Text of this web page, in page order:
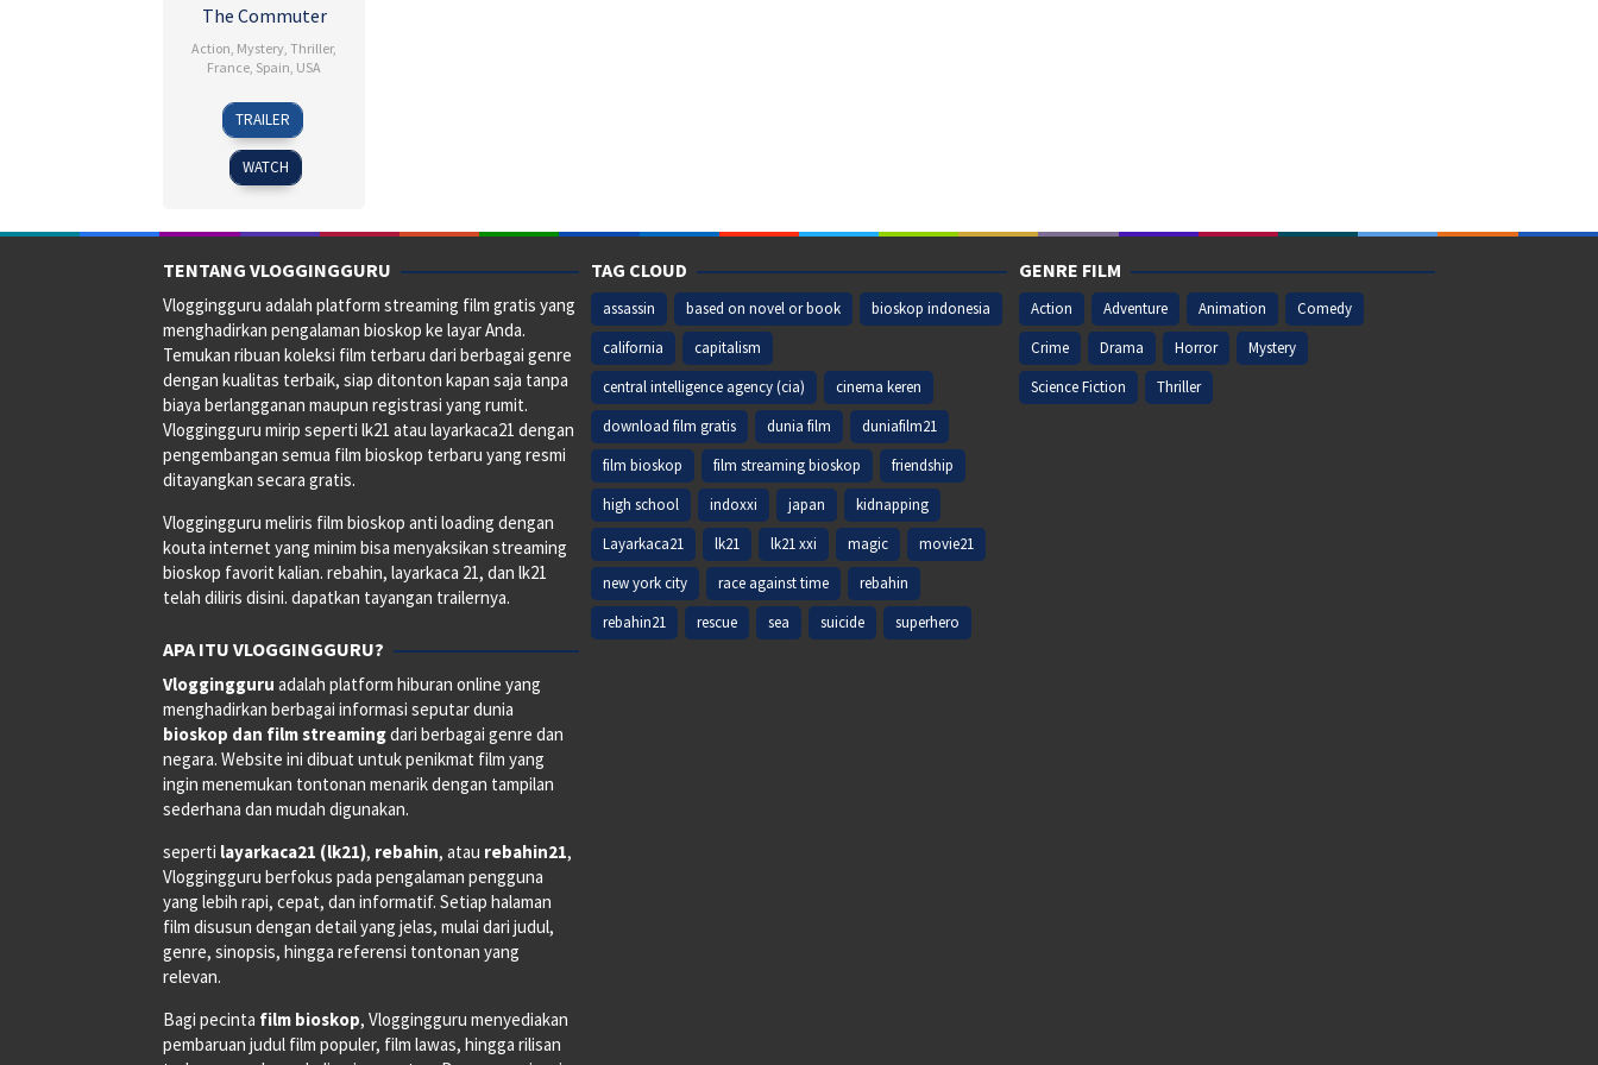
The Commuter
Action, Mystery, Thriller,
France, Spain, USA
11
Jan
2018
Gayle
Dickie
TRAILER
WATCH
TENTANG VLOGGINGGURU
Vloggingguru adalah platform streaming film gratis yang
menghadirkan pengalaman bioskop ke layar Anda.
Temukan ribuan koleksi film terbaru dari berbagai genre
dengan kualitas terbaik, siap ditonton kapan saja tanpa
biaya berlangganan maupun registrasi yang rumit.
Vloggingguru mirip seperti lk21 atau layarkaca21 dengan
pengembangan semua film bioskop terbaru yang resmi
ditayangkan secara gratis.
Vloggingguru meliris film bioskop anti loading dengan
kouta internet yang minim bisa menyaksikan streaming
bioskop favorit kalian. rebahin, layarkaca 21, dan lk21
telah diliris disini. dapatkan tayangan trailernya.
APA ITU VLOGGINGGURU?
Vloggingguru adalah platform hiburan online yang
menghadirkan berbagai informasi seputar dunia
bioskop dan film streamingdari berbagai genre dan
negara. Website ini dibuat untuk penikmat film yang
ingin menemukan tontonan menarik dengan tampilan
sederhana dan mudah digunakan.
seperti layarkaca21 (lk21), rebahin, atau rebahin21,
Vloggingguru berfokus pada pengalaman pengguna
yang lebih rapi, cepat, dan informatif. Setiap halaman
film disusun dengan detail yang jelas, mulai dari judul,
genre, sinopsis, hingga referensi tontonan yang
relevan.
Bagi pecinta film bioskop, Vloggingguru menyediakan
pembaruan judul film populer, film lawas, hingga rilisan
TAG CLOUD
assassin based on novel or book
bioskop indonesia
california
capitalism
central intelligence agency (cia)
cinema keren
download film gratis
dunia film
duniafilm21
film bioskop
film streaming bioskop
friendship
high school
indoxxi japan
kidnapping
Layarkaca21
lk21 lk21 xxi magic
movie21
new york city
race against time
rebahin
rebahin21
rescue sea suicide superhero
GENRE FILM
Action Adventure Animation
Comedy
Crime
Drama Horror
Mystery
Science Fiction
Thriller